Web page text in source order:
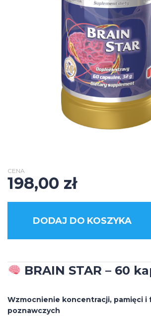
CENA
198,00 zł
DODAJ DO KOSZYKA
BRAIN STAR – 60
Wzmocnienie koncentracji, pamięci i
poznawczych